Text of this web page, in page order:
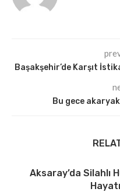
Başakşehir’de Karşıt
Bu gece
Aksaray’da Silahlı